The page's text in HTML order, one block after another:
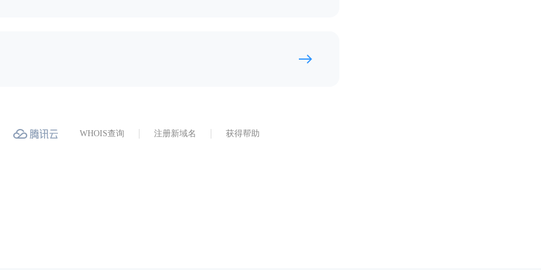
WHOIS查询 注册新域名 获得帮助